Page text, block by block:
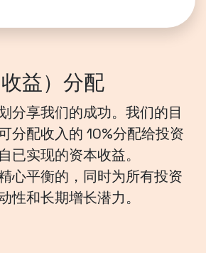
益）分配
分享我们的成功。我们的目
分配收入的 10%分配给投资
已实现的资本收益。
心平衡的，同时为所有投资
性和长期增长潜力。